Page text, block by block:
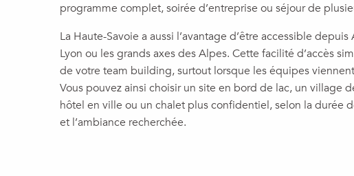
programme complet, soirée d’entreprise ou séjour de
La Haute-Savoie a aussi l’avantage d’être accessible
Lyon ou les grands axes des Alpes. Cette facilité d’accès
de votre team building, surtout lorsque les équipes
Vous pouvez ainsi choisir un site en bord de lac, un village
hôtel en ville ou un chalet plus confidentiel, selon la durée
et l’ambiance recherchée.